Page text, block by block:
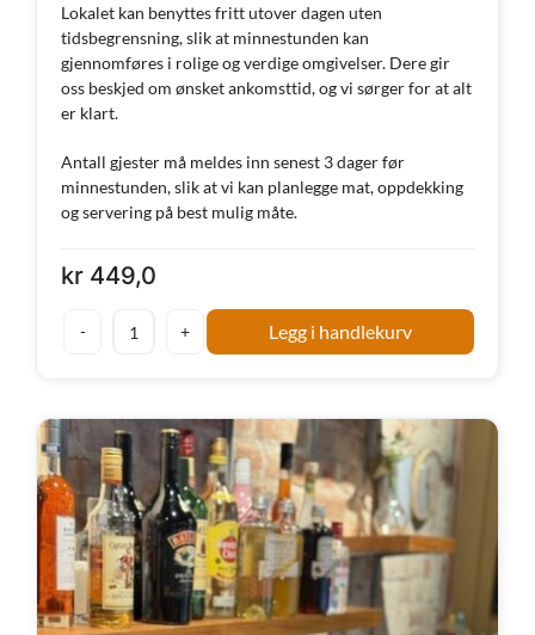
Lokalet kan benyttes fritt utover dagen uten
tidsbegrensning, slik at minnestunden kan
gjennomføres i rolige og verdige omgivelser. Dere gir
oss beskjed om ønsket ankomsttid, og vi sørger for at alt
er klart.
Antall gjester må meldes inn senest 3 dager før
minnestunden, slik at vi kan planlegge mat, oppdekking
og servering på best mulig måte.
kr449,0
Minnestund
antall
Legg i handlekurv